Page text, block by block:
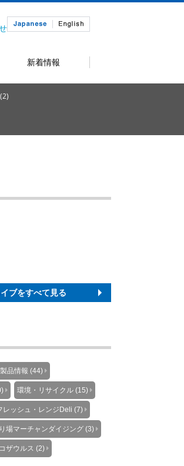
新着情報
ブをすべて見る
製品情報 (44)
環境・リサイクル (15)
レッシュ・レンジDeli (7)
場マーチャンダイジング (3)
ザウルス (2)